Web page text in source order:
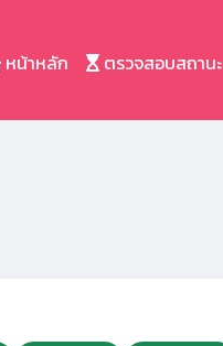
หน้าหลัก ตรวจสอบสถานะ